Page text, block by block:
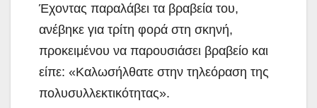
Έχοντας παραλάβει τα βραβεία του,
ανέβηκε για τρίτη φορά στη σκηνή,
προκειμένου να παρουσιάσει βραβείο και
είπε: «Καλωσήλθατε στην τηλεόραση της
πολυσυλλεκτικότητας».